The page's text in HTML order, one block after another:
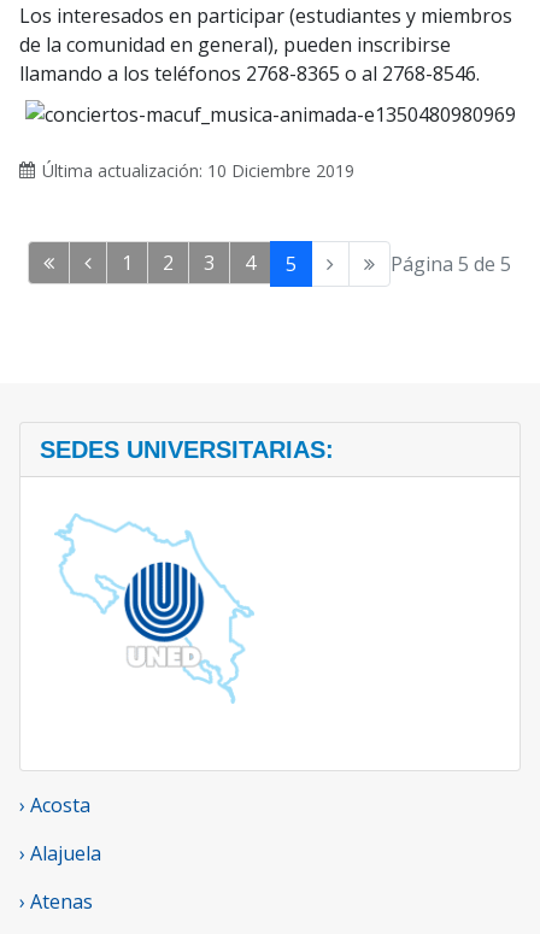
Los interesados en participar (estudiantes y miembros
de la comunidad en general), pueden inscribirse
llamando a los teléfonos 2768-8365 o al 2768-8546.
Última actualización: 10 Diciembre 2019
1 2 3 4 5 Página 5 de 5
SEDES UNIVERSITARIAS:
› Acosta
› Alajuela
› Atenas